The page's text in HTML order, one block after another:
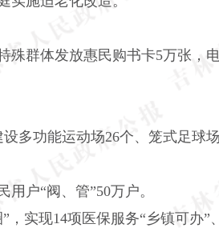
殊群体发放惠民购书卡5万张，
设多功能运动场26个、笼式足球场
用户“阀、管”50万户。
，实现14项医保服务“乡镇可办”、